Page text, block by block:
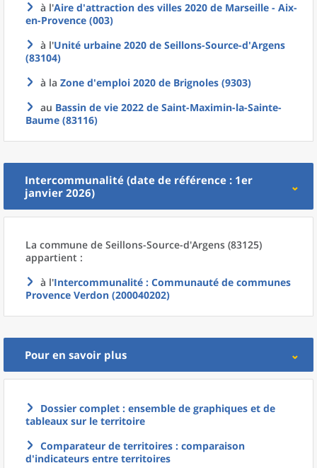
à l'Aire d'attraction des villes 2020 de Marseille - Aix-
en-Provence (003)
à l'Unité urbaine 2020 de Seillons-Source-d'Argens
(83104)
à la Zone d'emploi 2020 de Brignoles (9303)
au Bassin de vie 2022 de Saint-Maximin-la-Sainte-
Baume (83116)
Intercommunalité (date de référence : 1er
janvier 2026)
La commune de Seillons-Source-d'Argens (83125)
appartient :
à l'Intercommunalité : Communauté de communes
Provence Verdon (200040202)
Pour en savoir plus
Dossier complet : ensemble de graphiques et de
tableaux sur le territoire
Comparateur de territoires : comparaison
d'indicateurs entre territoires